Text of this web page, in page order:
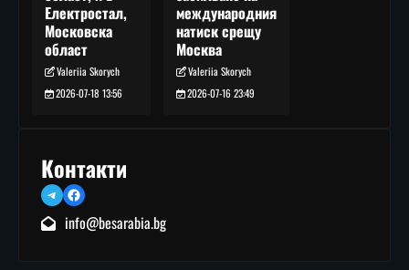
Електростал,
Московска
област
Valeriia Skorych
2026-07-18 13:56
международния
натиск срещу
Москва
Valeriia Skorych
2026-07-16 23:49
Контакти
TelegramFacebook
info@besarabia.bg